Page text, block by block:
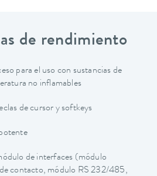
de rendimiento
para el uso con sustancias de
no inflamables
de cursor y softkeys
de interfaces (módulo
contacto, módulo RS 232/485,